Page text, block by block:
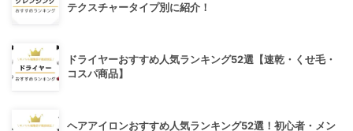
テクスチャータイプ別に紹介！
ドライヤーおすすめ人気ランキング52選【速乾・くせ毛・
コスパ商品】
ヘアアイロンおすすめ人気ランキング52選！初心者・メン